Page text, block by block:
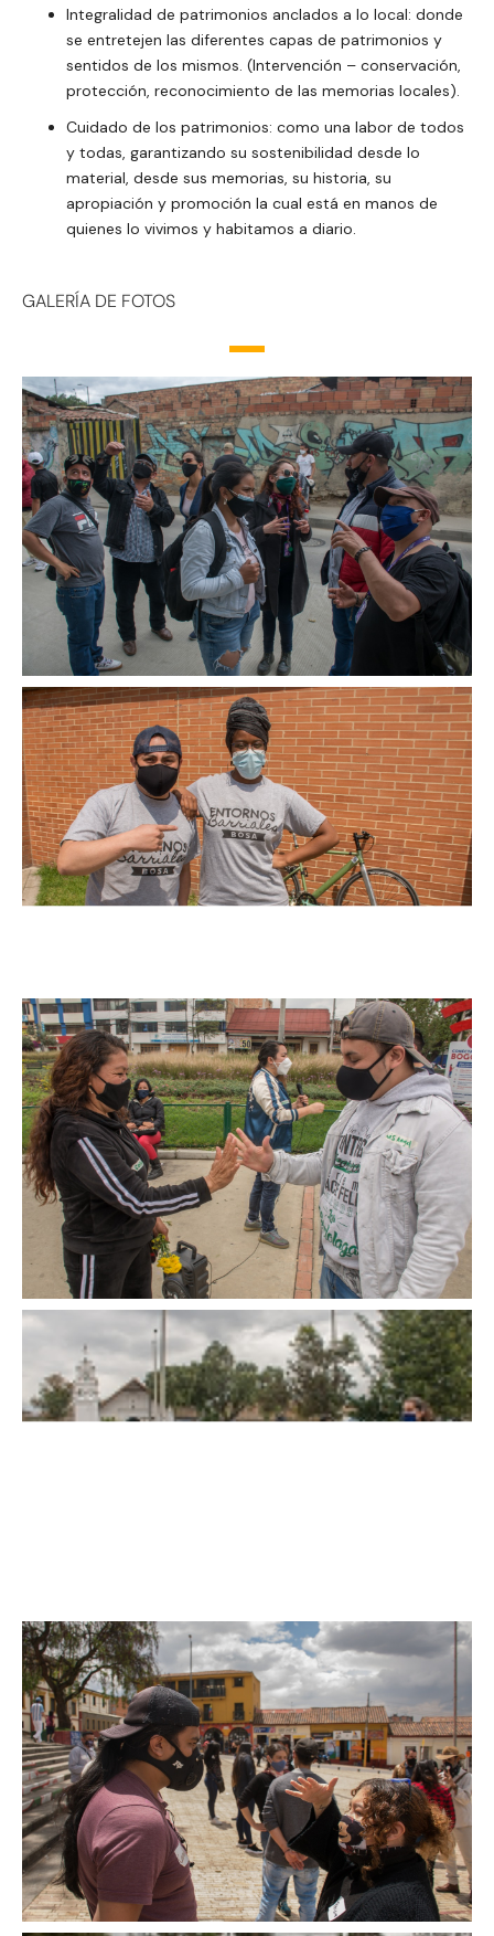
Integralidad de patrimonios anclados a lo local: donde
se entretejen las diferentes capas de patrimonios y
sentidos de los mismos. (Intervención – conservación,
protección, reconocimiento de las memorias locales).
Cuidado de los patrimonios: como una labor de todos
y todas, garantizando su sostenibilidad desde lo
material, desde sus memorias, su historia, su
apropiación y promoción la cual está en manos de
quienes lo vivimos y habitamos a diario.
GALERÍA DE FOTOS